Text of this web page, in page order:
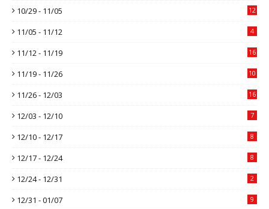
10/29 - 11/05 12
11/05 - 11/12 4
11/12 - 11/19 16
11/19 - 11/26 10
11/26 - 12/03 16
12/03 - 12/10 7
12/10 - 12/17 8
12/17 - 12/24 8
12/24 - 12/31 2
12/31 - 01/07 9